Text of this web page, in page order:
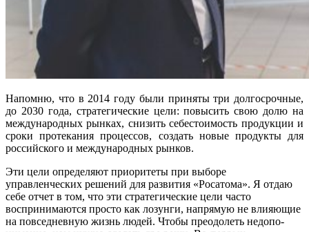
Напомню, что в 2014 году были приня­ты три долгосрочные,
до 2030 года, стра­тегические цели: повысить свою долю на
международных рынках, снизить се­бестоимость продукции и
сроки протека­ния процессов, создать новые продукты для
российского и международных рын­ков.
Эти цели определяют приоритеты при выборе
управленческих решений для развития «Росатома». Я отдаю
себе отчет в том, что эти стратегические цели часто
воспринимаются просто как лозунги, на­прямую не влияющие
на повседневную жизнь людей. Чтобы преодолеть недопо­